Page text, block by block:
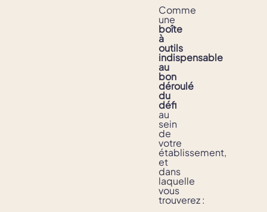
Comme
une
boîte
à
outils
indispensable
au
bon
déroulé
du
défi
au
sein
de
votre
établissement,
et
dans
laquelle
vous
trouverez :